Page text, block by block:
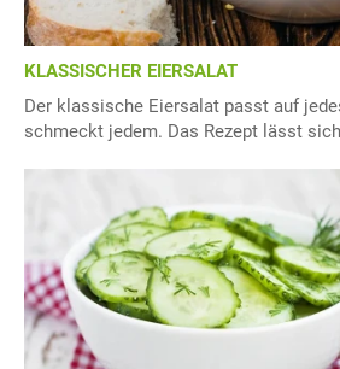
KLASSISCHER EIERSALAT
Der klassische Eiersalat passt auf
schmeckt jedem. Das Rezept lässt